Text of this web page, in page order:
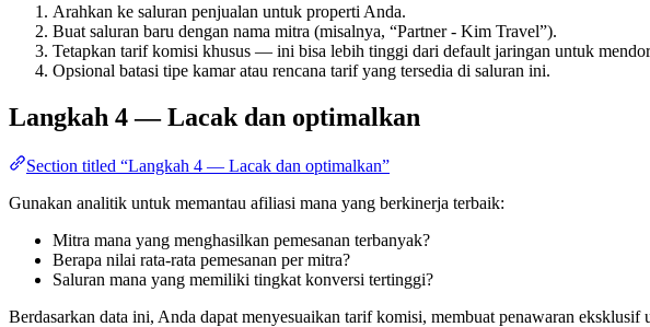
Arahkan ke saluran penjualan untuk properti Anda.
Buat saluran baru dengan nama mitra (misalnya, “Partner - Kim Travel”).
Tetapkan tarif komisi khusus — ini bisa lebih tinggi dari default jaringan untuk
Opsional batasi tipe kamar atau rencana tarif yang tersedia di saluran ini.
Langkah 4 — Lacak dan optimalkan
Section titled “Langkah 4 — Lacak dan optimalkan”
Gunakan analitik untuk memantau afiliasi mana yang berkinerja terbaik:
Mitra mana yang menghasilkan pemesanan terbanyak?
Berapa nilai rata-rata pemesanan per mitra?
Saluran mana yang memiliki tingkat konversi tertinggi?
Berdasarkan data ini, Anda dapat menyesuaikan tarif komisi, membuat penawaran